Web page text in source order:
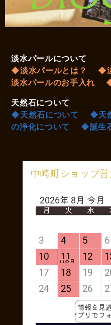
淡水パールについて
◆淡水パールとは？
◆
淡水パールのお手入れ
天然石について
◆天然石について
◆天
の浄化について
◆誕生
中崎町ショップ